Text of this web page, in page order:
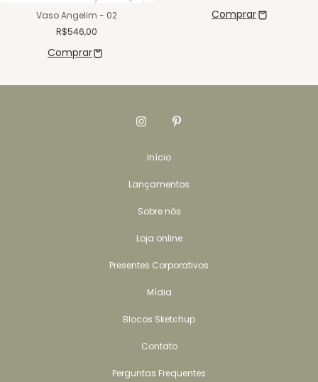
Vaso Angelim - 02
R$546,00
Início
Lançamentos
Sobre nós
Loja online
Presentes Corporativos
Mídia
Blocos Sketchup
Contato
Perguntas Frequentes